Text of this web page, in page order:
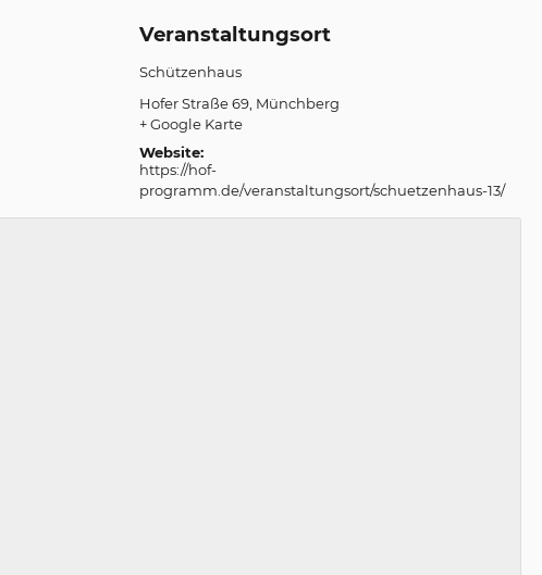
Veranstaltungsort
Schützenhaus
Hofer Straße 69 Münchberg
+ Google Karte
Website:
https://hof-
programm.de/veranstaltungsort/schuetzenhaus-13/